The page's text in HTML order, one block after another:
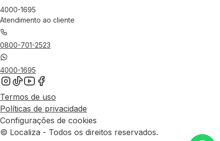
4000-1695
Atendimento ao cliente
0800-701-2523
4000-1695
Termos de uso
Políticas de privacidade
Configurações de cookies
© Localiza - Todos os direitos reservados.